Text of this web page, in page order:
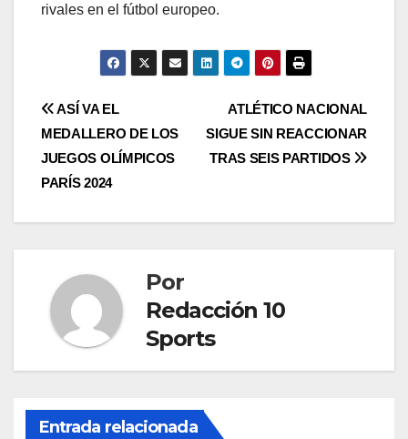
rivales en el fútbol europeo.
ATLÉTICO NACIONAL
SIGUE SIN REACCIONAR
TRAS SEIS PARTIDOS
ASÍ VA EL
MEDALLERO DE LOS
JUEGOS OLÍMPICOS
PARÍS 2024
Por
Redacción 10
Sports
Entrada relacionada